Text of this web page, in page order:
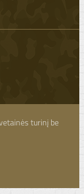
turinį be